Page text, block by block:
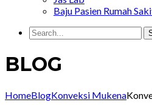
Baju Pasien Rumah
BLOG
HomeBlogKonveksi Mukena